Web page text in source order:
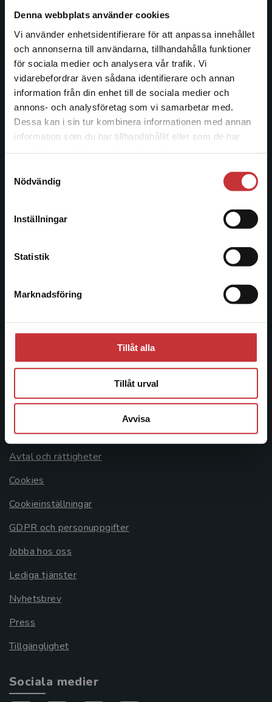
Denna webbplats använder cookies
Vi använder enhetsidentifierare för att anpassa innehållet
och annonserna till användarna, tillhandahålla funktioner
för sociala medier och analysera vår trafik. Vi
vidarebefordrar även sådana identifierare och annan
information från din enhet till de sociala medier och
annons- och analysföretag som vi samarbetar med.
Dessa kan i sin tur kombinera informationen med annan
information som du har tillhandahållit eller som de har
Nödvändig
Inställningar
Statistik
Marknadsföring
Tillåt alla
Tillåt urval
Avvisa
Begränsad fraktregion
Det verkar som att du besöker
studentlitteratur.se via en enhet utanför Sverige.
Vi erbjuder inte leveranser utanför Sverige. För
att kunna slutföra ett köp måste
längs hela kunskapsresan.
Kontakta oss
Kontakta oss
046-31 20 00
Postadress:
Box 141
221 00 Lund
Besöksadress:
046-31 21 00
Systemkrav
Allmänna länkar
Om oss
Avtal och rättigheter
Cookies
Cookieinställningar
GDPR och personuppgifter
Jobba hos oss
Lediga tjänster
Nyhetsbrev
Press
Tillgänglighet
Sociala medier